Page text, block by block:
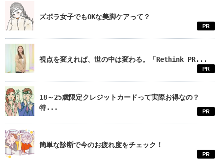
ズボラ女子でもOKな美脚ケアって？
PR
視点を変えれば、世の中は変わる。「Rethink PR...
PR
18～25歳限定クレジットカードって実際お得なの？
特...
PR
簡単な診断で今のお疲れ度をチェック！
PR